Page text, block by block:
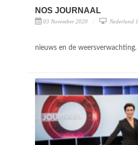
NOS JOURNAAL
03 November 2020 Nederland 1
nieuws en de weersverwachting.